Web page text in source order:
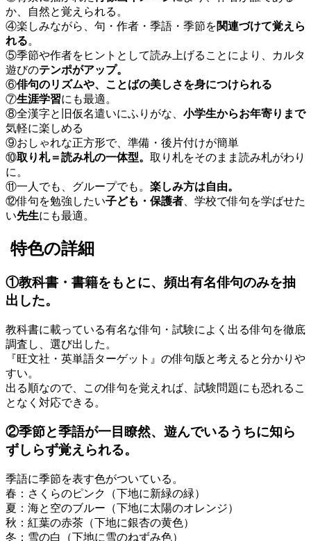
か、自然と覚えられる。
④楽しみながら、句・作者・季語・季節を関連づけて覚えら
れる。
⑤季節や作者をヒントとして読み上げることにより、カルタ
遊びのテンポがアップ。
⑥俳句のリズムや、ことばの美しさを身につけられる
⑦生涯学習にも最適。
⑧全漢字と旧仮名遣いにふりがな、 小学生からお年寄りまで
気軽に楽しめる
⑨おしゃれな正方形で、準備・後片付けが簡単
⑩取り札＝読み札の一体型。 取り札をそのまま読み札がわり
に。
⑪一人でも、グループでも。 楽しみ方は自由。
⑫俳句を勉強したい子ども・保護者 、学校で俳句を学ばせた
い先生にも最適。
特色の詳細
①教科書・書籍をもとに、頻出有名俳句のみを抽
出した。
教科書に載っている有名な俳句・試験によく出る俳句を徹底
調査し、選び出した。
『旺文社・英単語ターゲット』の俳句版と考えると分かりや
すい。
出る順なので、この俳句を覚えれば、試験問題にも恐れるこ
となく対応できる。
②季節と季語が一目瞭然、遊んでいるうちに知ら
ずしらず覚えられる。
季語に季節を表す色がついている。
春：さくらのピンク（下地に新緑の緑）
夏：海と空のブルー（下地に太陽のオレンジ）
秋：紅葉の赤茶（下地に銀杏の黄色）
冬：雪の白（下地に雪のねずみ色）